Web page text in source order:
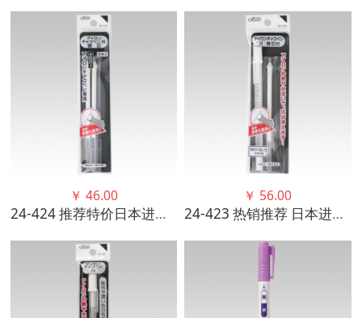
￥ 46.00
24-424 推荐特价日本进口可乐CLOVER 熨烫标记笔替换芯 （白色）
￥ 56.00
24-423 热销推荐 日本进口可乐CLOVER 熨烫标记笔组套工具